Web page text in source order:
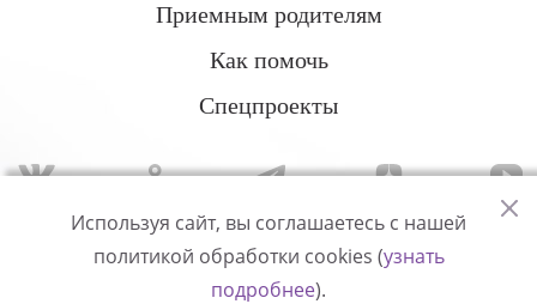
Приемным родителям
Как помочь
Спецпроекты
Политика конфиденциальности
Используя сайт, вы соглашаетесь с нашей
политикой обработки cookies (узнать
подробнее).